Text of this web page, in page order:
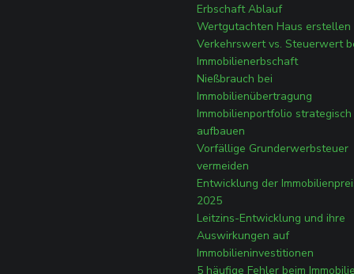
Erbschaft Ablauf
Wertgutachten Haus erstellen
Verkehrswert vs. Steuerwert
Immobilienerbschaft
Nießbrauch bei
Immobilienübertragung
Immobilienportfolio strategisch
aufbauen
Vorfällige Grunderwerbsteuer
vermeiden
Entwicklung der
2025
Leitzins-Entwicklung und ihre
Auswirkungen auf
Immobilieninvestitionen
5 häufige Fehler beim